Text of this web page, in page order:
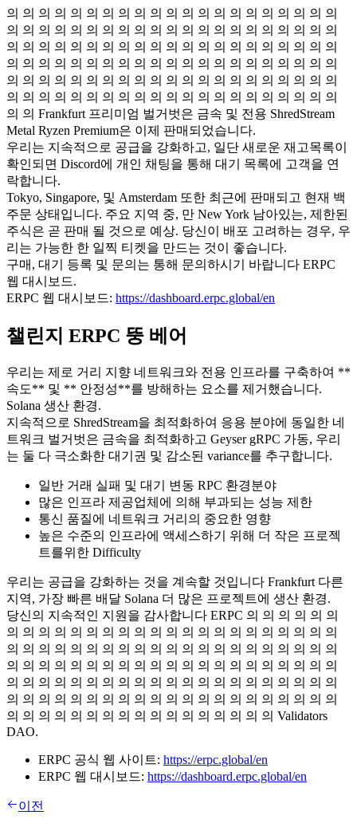
의 의 의 의 의 의 의 의 의 의 의 의 의 의 의 의 의 의 의 의 의
의 의 의 의 의 의 의 의 의 의 의 의 의 의 의 의 의 의 의 의 의
의 의 의 의 의 의 의 의 의 의 의 의 의 의 의 의 의 의 의 의 의
의 의 의 의 의 의 의 의 의 의 의 의 의 의 의 의 의 의 의 의 의
의 의 의 의 의 의 의 의 의 의 의 의 의 의 의 의 의 의 의 의 의
의 의 의 의 의 의 의 의 의 의 의 의 의 의 의 의 의 의 의 의 의
의 의 Frankfurt 프리미엄 벌거벗은 금속 및 전용 ShredStream
Metal Ryzen Premium은 이제 판매되었습니다.
우리는 지속적으로 공급을 강화하고, 일단 새로운 재고목록이
확인되면 Discord에 개인 채팅을 통해 대기 목록에 고객을 연
락합니다.
Tokyo, Singapore, 및 Amsterdam 또한 최근에 판매되고 현재 백
주문 상태입니다. 주요 지역 중, 만 New York 남아있는, 제한된
주식은 곧 판매 될 것으로 예상. 당신이 배포 고려하는 경우, 우
리는 가능한 한 일찍 티켓을 만드는 것이 좋습니다.
구매, 대기 등록 및 문의는 통해 문의하시기 바랍니다 ERPC
웹 대시보드.
ERPC 웹 대시보드: https://dashboard.erpc.global/en
챌린지 ERPC 뚱 베어
우리는 제로 거리 지향 네트워크와 전용 인프라를 구축하여 **
속도** 및 ** 안정성**를 방해하는 요소를 제거했습니다.
Solana 생산 환경.
지속적으로 ShredStream을 최적화하여 응용 분야에 동일한 네
트워크 벌거벗은 금속을 최적화하고 Geyser gRPC 가동, 우리
는 둘 다 극소화한 대기권 및 감소된 variance를 추구합니다.
일반 거래 실패 및 대기 변동 RPC 환경분야
많은 인프라 제공업체에 의해 부과되는 성능 제한
통신 품질에 네트워크 거리의 중요한 영향
높은 수준의 인프라에 액세스하기 위해 더 작은 프로젝
트를위한 Difficulty
우리는 공급을 강화하는 것을 계속할 것입니다 Frankfurt 다른
지역, 가장 빠른 배달 Solana 더 많은 프로젝트에 생산 환경.
당신의 지속적인 지원을 감사합니다 ERPC 의 의 의 의 의 의
의 의 의 의 의 의 의 의 의 의 의 의 의 의 의 의 의 의 의 의 의
의 의 의 의 의 의 의 의 의 의 의 의 의 의 의 의 의 의 의 의 의
의 의 의 의 의 의 의 의 의 의 의 의 의 의 의 의 의 의 의 의 의
의 의 의 의 의 의 의 의 의 의 의 의 의 의 의 의 의 의 의 의 의
의 의 의 의 의 의 의 의 의 의 의 의 의 의 의 의 의 의 의 의 의
의 의 의 의 의 의 의 의 의 의 의 의 의 의 의 의 의 Validators
DAO.
ERPC 공식 웹 사이트: https://erpc.global/en
ERPC 웹 대시보드: https://dashboard.erpc.global/en
이전